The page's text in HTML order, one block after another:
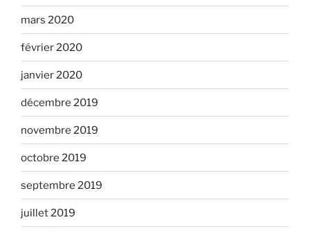
mars 2020
février 2020
janvier 2020
décembre 2019
novembre 2019
octobre 2019
septembre 2019
juillet 2019